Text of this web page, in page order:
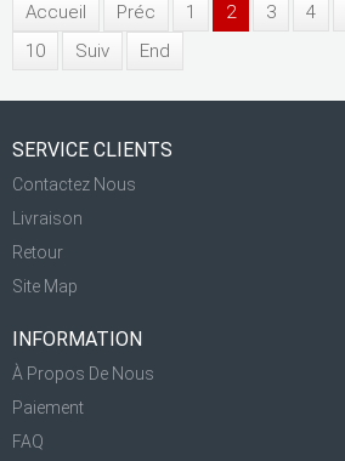
Accueil Préc 1 2 3 4
10
Suiv End
SERVICE CLIENTS
Contactez Nous
Livraison
Retour
Site Map
INFORMATION
À Propos De Nous
Paiement
FAQ